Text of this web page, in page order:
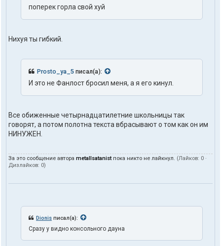
поперек горла свой хуй
Нихуя ты гибкий.
Prosto_ya_5 писал(а):
И это не Фанлост бросил меня, а я его кинул.
Все обиженные четырнадцатилетние школьницы так
говорят, а потом полотна текста вбрасывают о том как он им
НИНУЖЕН.
За это сообщение автора metallsatanistпока никто не лайкнул. (Лайков: 0 ·
Дизлайков: 0)
Dionis писал(а):
Сразу у видно консольного дауна